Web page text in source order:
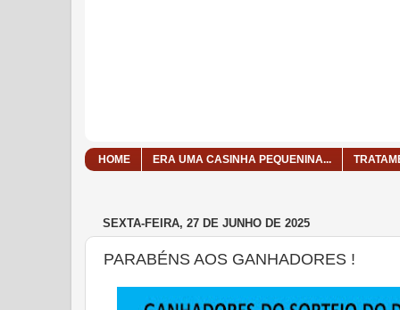
HOME ERA UMA CASINHA PEQUENINA...
SEXTA-FEIRA, 27 DE JUNHO DE 2025
PARABÉNS AOS GANHADORES !